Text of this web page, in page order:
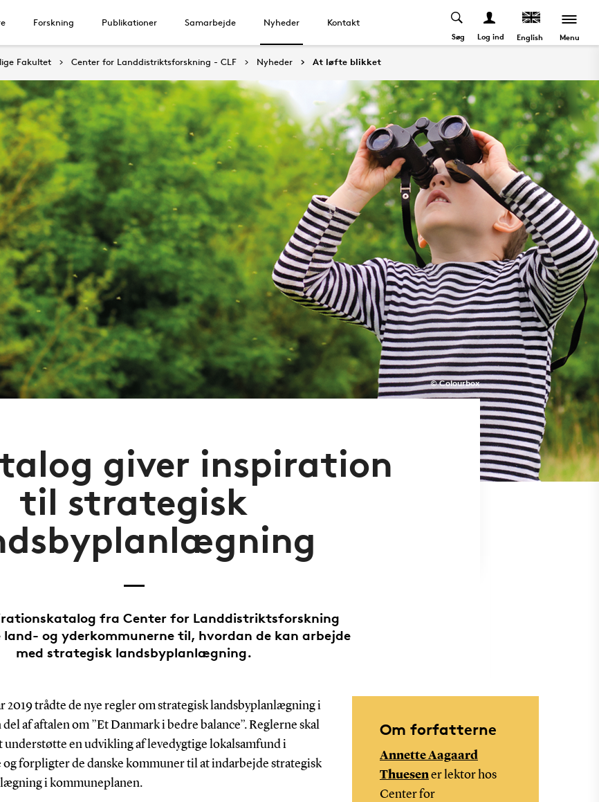
Forskning Publikationer Samarbejde Nyheder Kontakt
Søg Log ind English Menu
Fakultet Center for Landdistriktsforskning - CLF Nyheder At løfte blikket
© Colourbox
giver inspiration
til strategisk
fra Center for Landdistriktsforskning
land- og yderkommunerne til, hvordan de kan arbejde
med strategisk landsbyplanlægning.
2019 trådte de nye regler om strategisk landsbyplanlægning i
del af aftalen om ”Et Danmark i bedre balance”. Reglerne skal
understøtte en udvikling af levedygtige lokalsamfund i
og forpligter de danske kommuner til at indarbejde strategisk
i kommuneplanen.
Om forfatterne
Annette Aagaard
Thuesener lektor hos
Center for